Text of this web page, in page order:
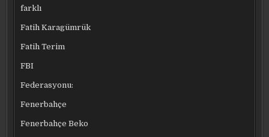
farklı
Fatih Karagümrük
Fatih Terim
FBI
Federasyonu:
Fenerbahçe
Fenerbahçe Beko